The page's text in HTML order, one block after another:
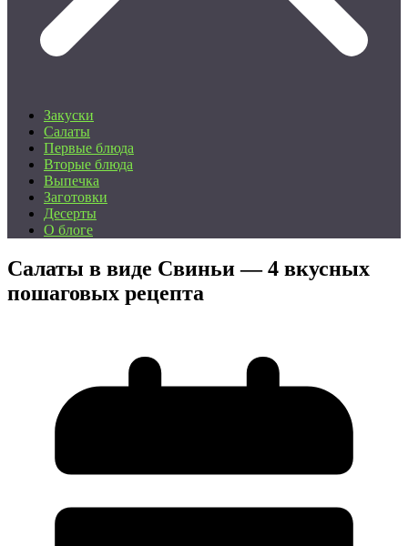
Закуски
Салаты
Первые блюда
Вторые блюда
Выпечка
Заготовки
Десерты
О блоге
Салаты в виде Свиньи — 4 вкусных
пошаговых рецепта